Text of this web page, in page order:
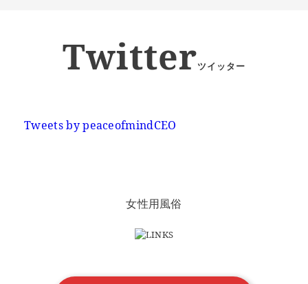
Twitterツイッター
Tweets by peaceofmindCEO
女性用風俗